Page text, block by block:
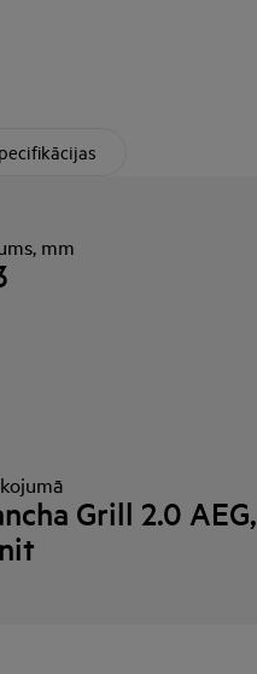
mm
Grill 2.0 AEG,